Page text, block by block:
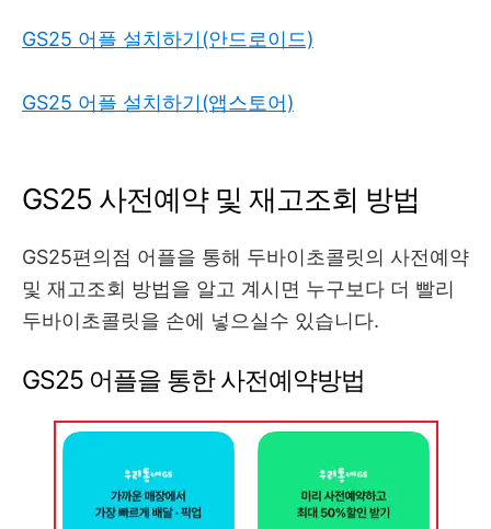
GS25 어플 설치하기(안드로이드)
GS25 어플 설치하기(앱스토어)
GS25 사전예약 및 재고조회 방법
GS25편의점 어플을 통해 두바이초콜릿의 사전예약
및 재고조회 방법을 알고 계시면 누구보다 더 빨리
두바이초콜릿을 손에 넣으실수 있습니다.
GS25 어플을 통한 사전예약방법